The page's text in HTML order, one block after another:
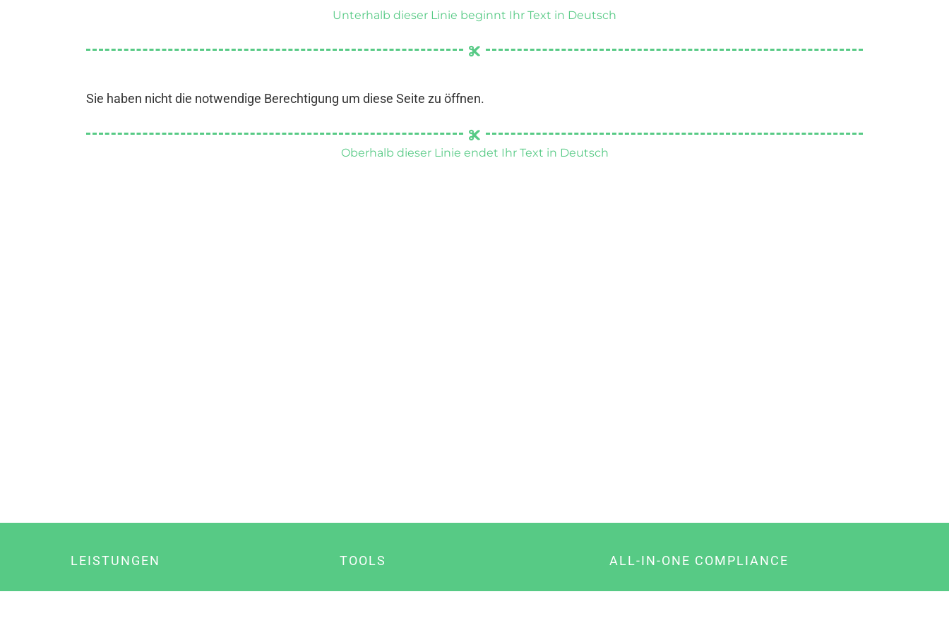
Unterhalb dieser Linie beginnt Ihr Text in Deutsch
Sie haben nicht die notwendige Berechtigung um diese Seite zu öffnen.
Oberhalb dieser Linie endet Ihr Text in Deutsch
LEISTUNGEN TOOLS ALL-IN-ONE COMPLIANCE